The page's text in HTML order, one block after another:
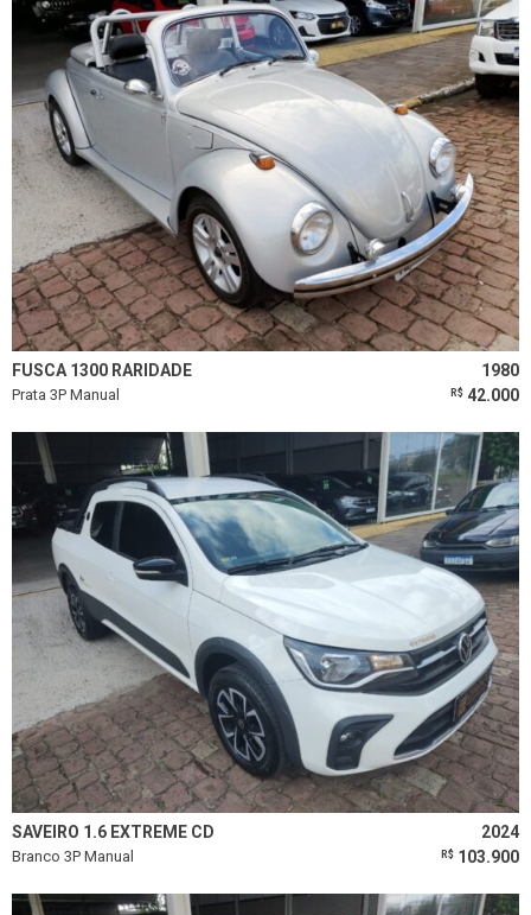
FUSCA 1300 RARIDADE 1980
Prata 3P Manual R$ 42.000
SAVEIRO 1.6 EXTREME CD 2024
Branco 3P Manual R$ 103.900